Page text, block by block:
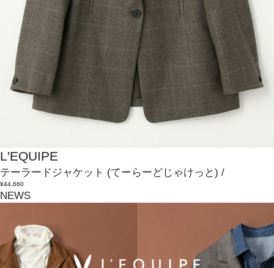
L'EQUIPE
テーラードジャケット (てーらーどじゃけっと) /
¥44,660
NEWS